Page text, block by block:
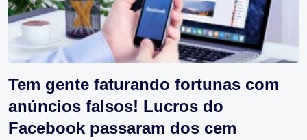
Tem gente faturando fortunas com
anúncios falsos! Lucros do
Facebook passaram dos cem